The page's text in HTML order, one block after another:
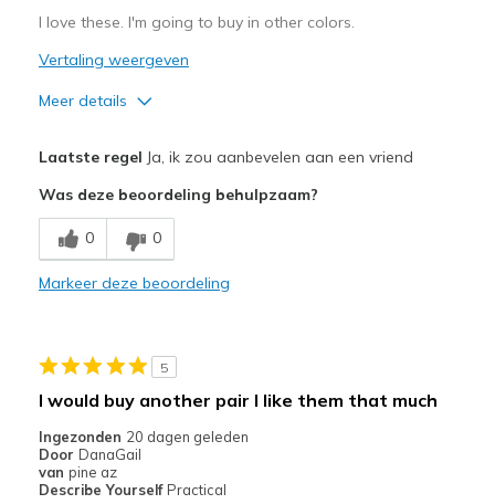
I love these. I'm going to buy in other colors.
Vertaling weergeven
Meer details
Breathe Well
Comfortable
Beste toepassingen
Width
Sizing
Feels true to size
Laatste regel Ja, ik zou aanbevelen aan een vriend
Was deze beoordeling behulpzaam?
0 0
Markeer deze beoordeling
5
I would buy another pair I like them that much
Ingezonden 20 dagen geleden
Door DanaGail
van pine az
Describe Yourself Practical